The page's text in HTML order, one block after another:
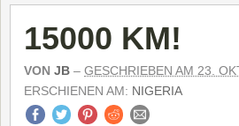
15000 KM!
VON JB – GESCHRIEBEN AM 23.
ERSCHIENEN AM: NIGERIA